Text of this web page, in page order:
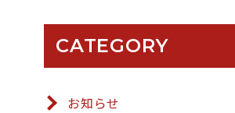
CATEGORY
お知らせ